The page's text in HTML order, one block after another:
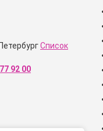
Список
92 00